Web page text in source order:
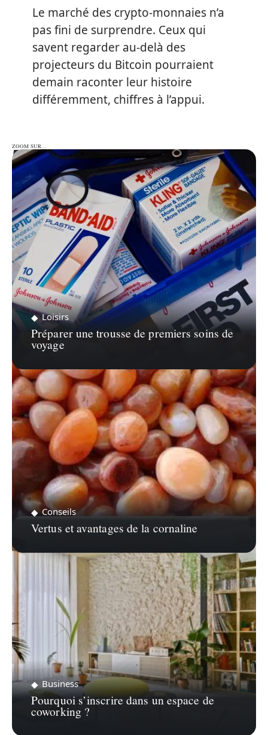
Le marché des crypto-monnaies n’a
pas fini de surprendre. Ceux qui
savent regarder au-delà des
projecteurs du Bitcoin pourraient
demain raconter leur histoire
différemment, chiffres à l’appui.
ZOOM SUR…
ZOOM SUR…
Loisirs
Préparer une trousse de premiers soins de
voyage
Conseils
Vertus et avantages de la cornaline
Business
Pourquoi s’inscrire dans un espace de
coworking ?